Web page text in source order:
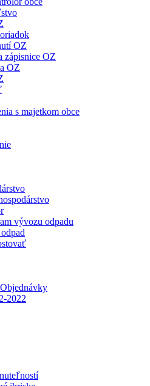
OZ
zápisnice OZ
OZ
s majetkom obce
vývozu odpadu
2022